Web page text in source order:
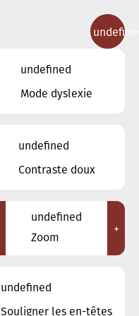
undefined
Mode dyslexie
undefined
Contraste doux
undefined
Zoom
+
undefined
Souligner les en-têtes